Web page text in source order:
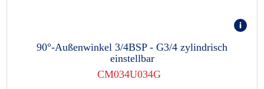
90°-Außenwinkel 3/4BSP - G3/4 zylindrisch
einstellbar
CM034U034G